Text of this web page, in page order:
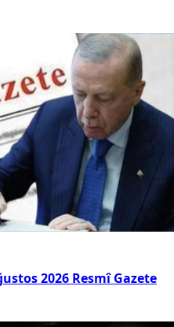
2026 Resmî Gazete